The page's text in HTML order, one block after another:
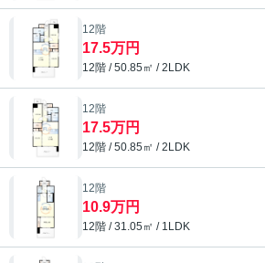
12階
17.5万円
12階 / 50.85㎡ / 2LDK
12階
17.5万円
12階 / 50.85㎡ / 2LDK
12階
10.9万円
12階 / 31.05㎡ / 1LDK